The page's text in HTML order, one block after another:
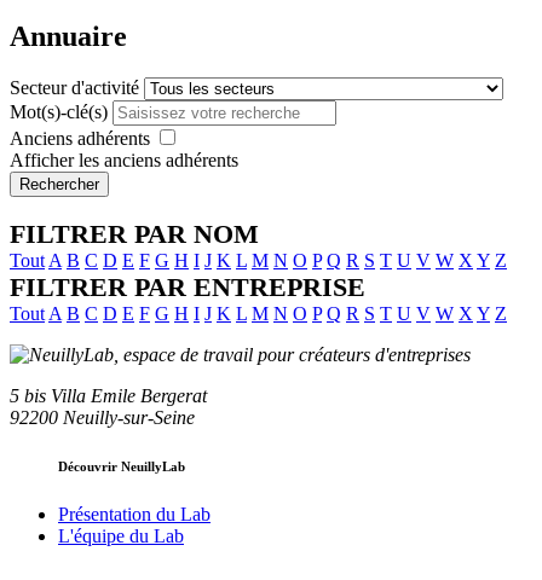
Annuaire
Secteur d'activité
Mot(s)-clé(s)
Anciens adhérents
Afficher les anciens adhérents
Rechercher
FILTRER PAR NOM
Tout A B C D E F G H I J K L M N O P Q R S T U V W X Y Z
FILTRER PAR ENTREPRISE
Tout A B C D E F G H I J K L M N O P Q R S T U V W X Y Z
5 bis Villa Emile Bergerat
92200 Neuilly-sur-Seine
Découvrir NeuillyLab
Présentation du Lab
L'équipe du Lab